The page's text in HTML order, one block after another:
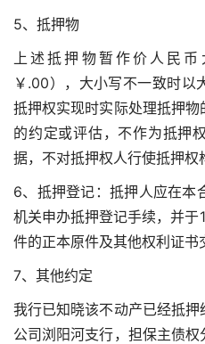
5、抵押物
上述抵押物暂作价人民币
￥.00），大小写不一致时以
抵押权实现时实际处理抵押
的约定或评估，不作为抵押
据，不对抵押权人行使抵押权
6、抵押登记：抵押人应在本
机关申办抵押登记手续，并
件的正本原件及其他权利证书
7、其他约定
我行已知晓该不动产已经抵
公司浏阳河支行，担保主债